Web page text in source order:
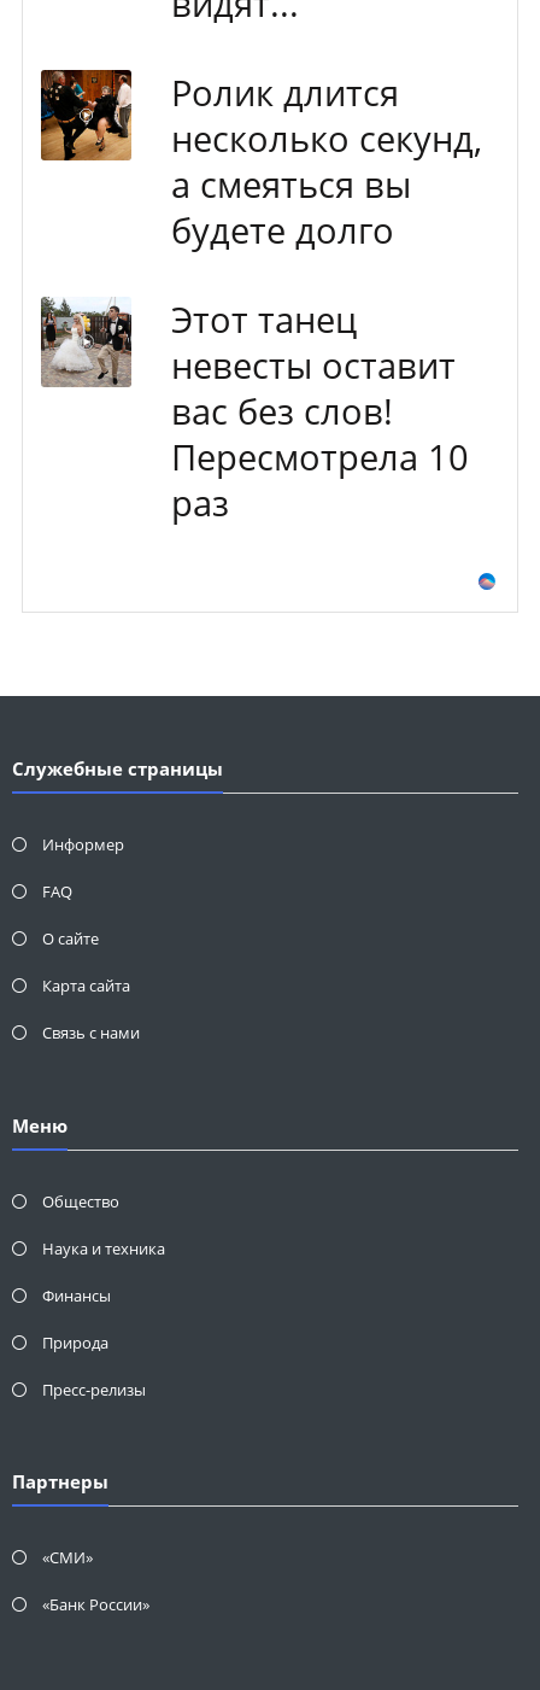
Ролик длится
несколько секунд,
а смеяться вы
будете долго
Этот танец
невесты оставит
вас без слов!
Пересмотрела 10
раз
Служебные страницы
Информер
FAQ
О сайте
Карта сайта
Связь с нами
Меню
Общество
Наука и техника
Финансы
Природа
Пресс-релизы
Партнеры
«СМИ»
«Банк России»